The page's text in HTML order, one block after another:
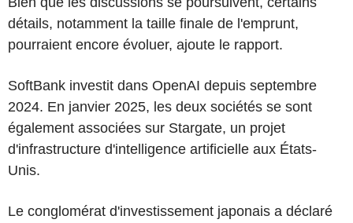
détails, notamment la taille finale de l'emprunt,
pourraient encore évoluer, ajoute le rapport.
SoftBank investit dans OpenAI depuis septembre
2024. En janvier 2025, les deux sociétés se sont
également associées sur Stargate, un projet
d'infrastructure d'intelligence artificielle aux États-
Unis.
Le conglomérat d'investissement japonais a déclaré